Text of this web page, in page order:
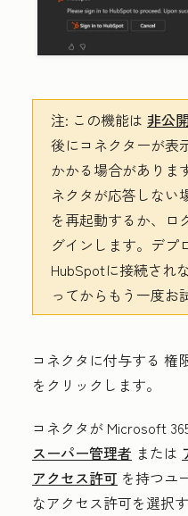
注: この機能は 非公
後にコネクターが表
かかる場合がありま
ネクタが応答しない
を再起動するか、ロ
グインします。デプ
HubSpotに接続され
ってからもう一度お
コネクタに付与する 権
をクリックします。
コネクタが Microsoft
スーパー管理者 または
アクセス許可 を持つユ
なアクセス許可を選択